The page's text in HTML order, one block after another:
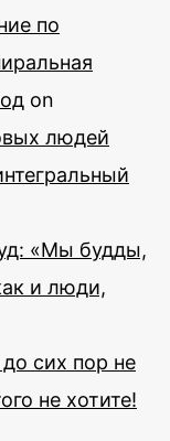
по
on
людей
«Мы будды,
и люди,
сих пор не
не хотите!